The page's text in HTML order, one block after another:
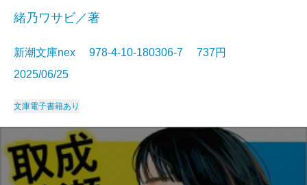
緒乃ワサビ／著
新潮文庫nex 978-4-10-180306-7 737円
2025/06/25
文庫電子書籍あり